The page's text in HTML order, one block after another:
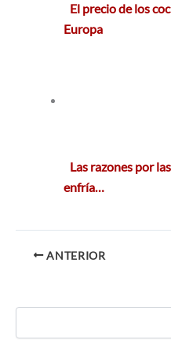
El precio de los
Europa
Las razones por
enfría…
ANTERIOR